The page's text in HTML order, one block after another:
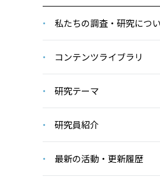
私たちの調査・研究につ
コンテンツライブラリ
研究テーマ
研究員紹介
最新の活動・更新履歴